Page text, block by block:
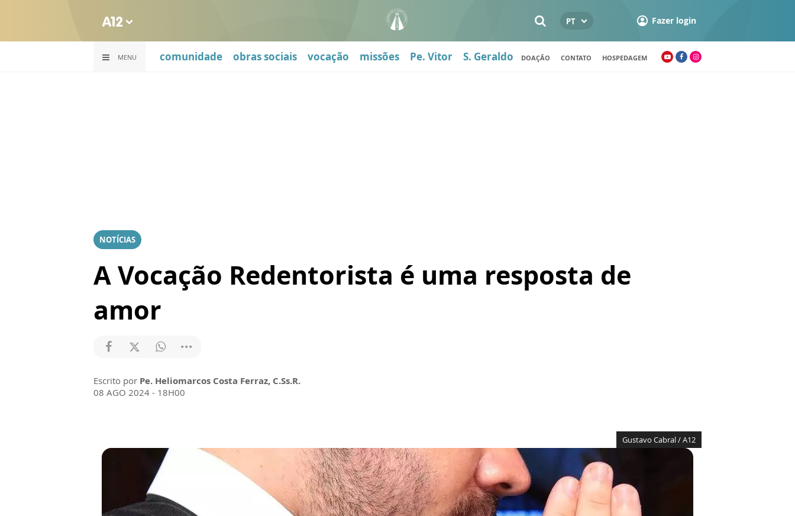
PT Fazer login
MENU comunidade obras sociais vocação missões Pe. Vitor S. Geraldo DOAÇÃO CONTATO HOSPEDAGEM
NOTÍCIAS
A Vocação Redentorista é uma resposta de
amor
Escrito por Pe. Heliomarcos Costa Ferraz, C.Ss.R.
08 AGO 2024 - 18H00
Gustavo Cabral / A12